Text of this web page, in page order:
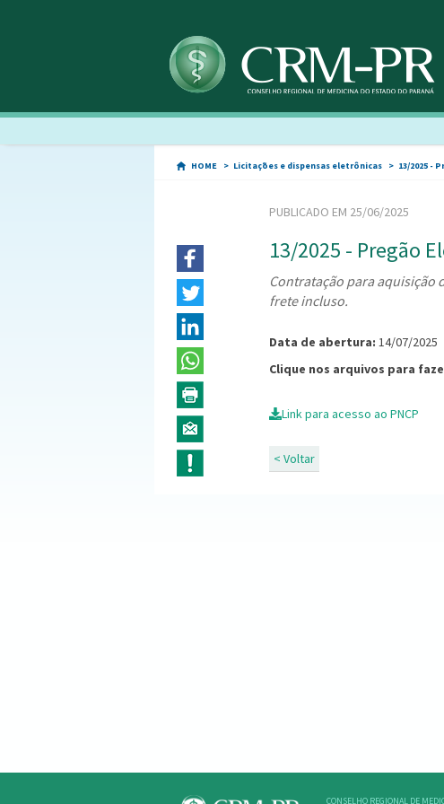
HOME Licitações e dispensas eletrônicas 13/2025 -
PUBLICADO EM 25/06/2025
13/2025 - Pregão
Contratação para aquisição
frete incluso.
Data de abertura: 14/07/2025
Clique nos arquivos para
Link para acesso ao PNCP
< Voltar
CONSELHO REGIONAL DE